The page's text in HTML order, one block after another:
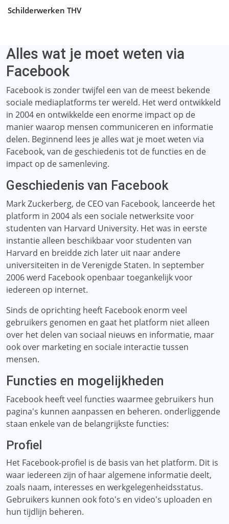
Schilderwerken THV
Alles wat je moet weten via
Facebook
Facebook is zonder twijfel een van de meest bekende
sociale mediaplatforms ter wereld. Het werd ontwikkeld
in 2004 en ontwikkelde een enorme impact op de
manier waarop mensen communiceren en informatie
delen. Beginnend lees je alles wat je moet weten via
Facebook, van de geschiedenis tot de functies en de
impact op de samenleving.
Geschiedenis van Facebook
Mark Zuckerberg, de CEO van Facebook, lanceerde het
platform in 2004 als een sociale netwerksite voor
studenten van Harvard University. Het was in eerste
instantie alleen beschikbaar voor studenten van
Harvard en breidde zich later uit naar andere
universiteiten in de Verenigde Staten. In september
2006 werd Facebook openbaar toegankelijk voor
iedereen op internet.
Sinds de oprichting heeft Facebook enorm veel
gebruikers genomen en gaat het platform niet alleen
over het delen van sociaal nieuws en informatie, maar
ook over marketing en sociale interactie tussen
mensen.
Functies en mogelijkheden
Facebook heeft veel functies waarmee gebruikers hun
pagina's kunnen aanpassen en beheren. onderliggende
staan ​​enkele van de belangrijkste functies:
Profiel
Het Facebook-profiel is de basis van het platform. Dit is
waar iedereen zijn of haar algemene informatie deelt,
zoals naam, interesses en werkgelegenheidsstatus.
Gebruikers kunnen ook foto's en video's uploaden en
hun tijdlijn beheren.